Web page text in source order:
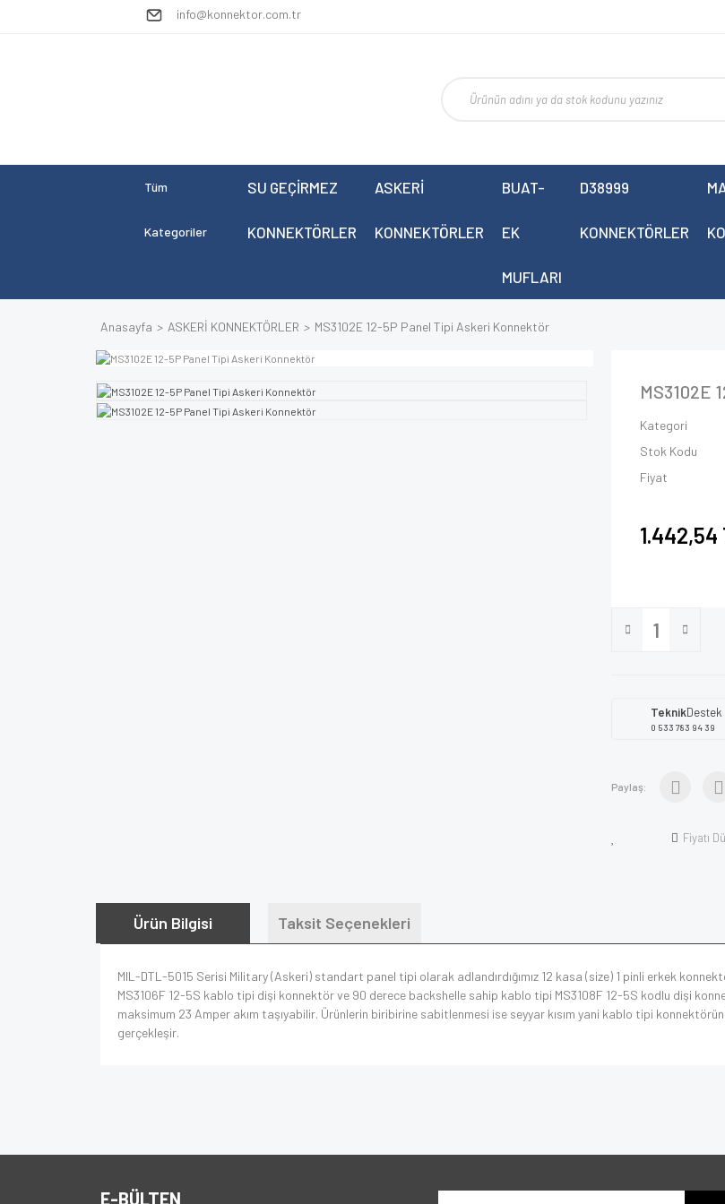
info@konnektor.com.tr
Tüm
Kategoriler
SU GEÇİRMEZ
KONNEKTÖRLER
ASKERİ
KONNEKTÖRLER
BUAT-
EK
MUFLARI
D38999
KONNEKTÖRLER
Anasayfa ASKERİ KONNEKTÖRLER MS3102E 12-5P Panel Tipi Askeri Konnektör
MS3102E
Kategori
Stok Kodu
Fiyat
1.442,54
TeknikDestek
0 533 783 94 39
Paylaş:
Fiyatı
Ürün Bilgisi Taksit Seçenekleri
MIL-DTL-5015 Serisi Military (Askeri) standart panel tipi olarak adlandırdığımız 12 kasa (size) 1 pinli erkek
MS3106F 12-5S kablo tipi dişi konnektör ve 90 derece backshelle sahip kablo tipi MS3108F 12-5S kodlu dişi
maksimum 23 Amper akım taşıyabilir. Ürünlerin biribirine sabitlenmesi ise seyyar kısım yani kablo tipi
gerçekleşir.
E-BÜLTEN